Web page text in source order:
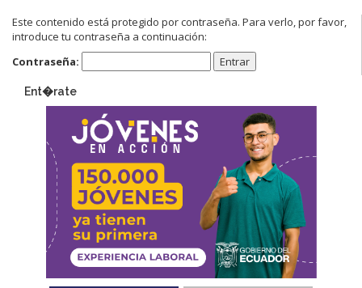
Este contenido está protegido por contraseña. Para verlo, por favor,
introduce tu contraseña a continuación:
Contraseña:
Ent�rate